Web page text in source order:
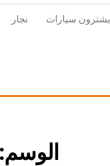
نجار يشترون سيارات